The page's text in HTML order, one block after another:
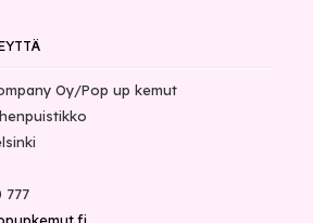
Oy/Pop up kemut
777